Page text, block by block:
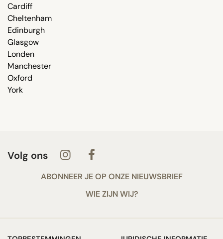
Cardiff
Cheltenham
Edinburgh
Glasgow
Londen
Manchester
Oxford
York
Volg ons
ABONNEER JE OP ONZE NIEUWSBRIEF
WIE ZIJN WIJ?